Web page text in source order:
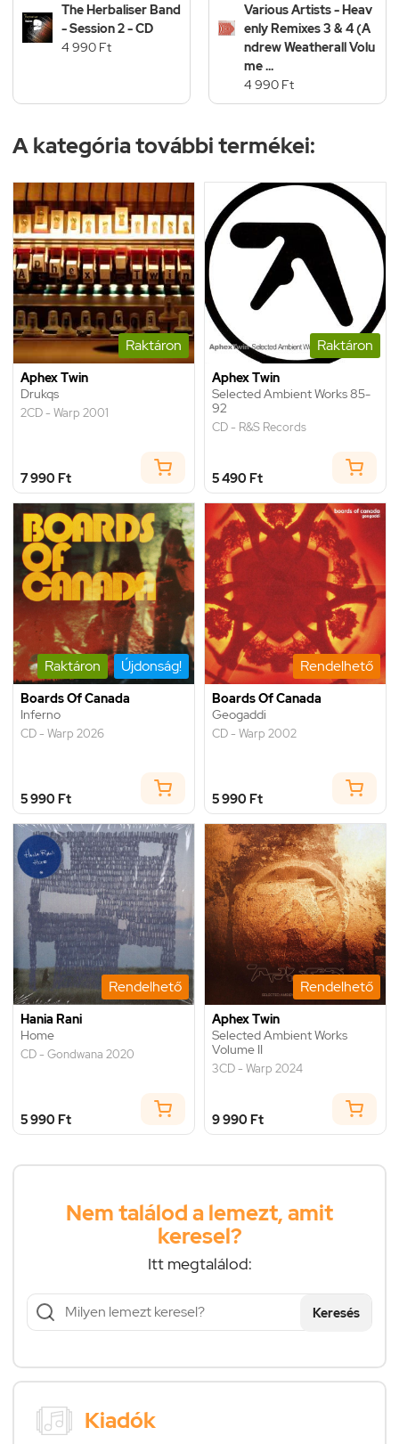
The Herbaliser Band
- Session 2 - CD
4 990 Ft
Various Artists - Heav
enly Remixes 3 & 4 (A
ndrew Weatherall Volu
me ...
4 990 Ft
A kategória további termékei:
Raktáron
Aphex Twin
Drukqs
2CD - Warp 2001
7 990 Ft
Raktáron
Aphex Twin
Selected Ambient Works 85-
92
CD - R&S Records
5 490 Ft
Raktáron Újdonság!
Boards Of Canada
Inferno
CD - Warp 2026
5 990 Ft
Rendelhető
Boards Of Canada
Geogaddi
CD - Warp 2002
5 990 Ft
Rendelhető
Hania Rani
Home
CD - Gondwana 2020
5 990 Ft
Rendelhető
Aphex Twin
Selected Ambient Works
Volume II
3CD - Warp 2024
9 990 Ft
Nem találod a lemezt, amit
keresel?
Itt megtalálod:
Keresés
Kiadók